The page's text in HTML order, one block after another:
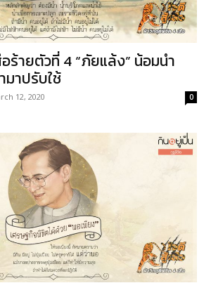
อร้ายตัวที่ 4 “ภัยแล้ง” น้อมนำ
มาปรับใช้
12, 2020 0